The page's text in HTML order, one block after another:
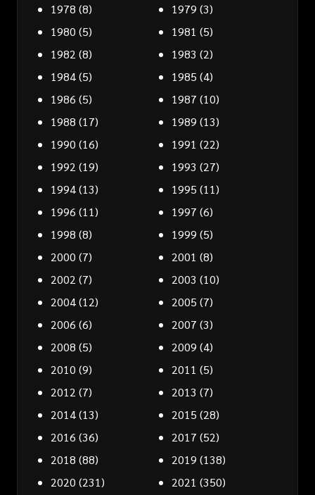
1978 (8) 1979 (3)
1980 (5) 1981 (5)
1982 (8) 1983 (2)
1984(5) 1985 (4)
1986 (5) 1987 (10)
1988 (17) 1989 (13)
1990 (16) 1991 (22)
1992 (19) 1993 (27)
1994(13) 1995 (11)
1996 (11) 1997 (6)
1998 (8) 1999 (5)
2000 (7) 2001 (8)
2002 (7) 2003 (10)
2004(12) 2005 (7)
2006 (6) 2007 (3)
2008 (5) 2009 (4)
2010 (9) 2011 (5)
2012 (7) 2013 (7)
2014(13) 2015 (28)
2016 (36) 2017 (52)
2018 (88) 2019 (138)
2020 (231) 2021 (350)